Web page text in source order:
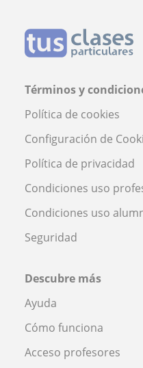
Términos y
Política de cookies
Configuración de
Política de privacidad
Condiciones uso
Condiciones uso
Seguridad
Descubre más
Ayuda
Cómo funciona
Acceso profesores